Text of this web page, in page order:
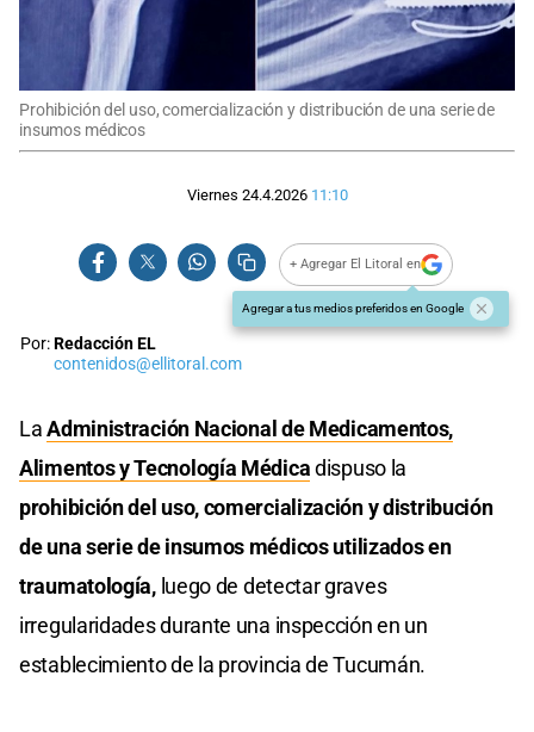
Prohibición del uso, comercialización y distribución de una serie de
insumos médicos
Viernes 24.4.2026 11:10
+ Agregar El Litoral en
Agregar a tus medios preferidos en Google
Por:Redacción EL
contenidos@ellitoral.com
LaAdministración Nacional de Medicamentos,
Alimentos y Tecnología Médicadispuso la
prohibición del uso, comercialización y distribución
de una serie de insumos médicos utilizados en
traumatología, luego de detectar graves
irregularidades durante una inspección en un
establecimiento de la provincia de Tucumán.